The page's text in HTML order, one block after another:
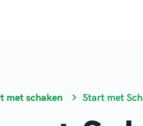
met schaken Start met